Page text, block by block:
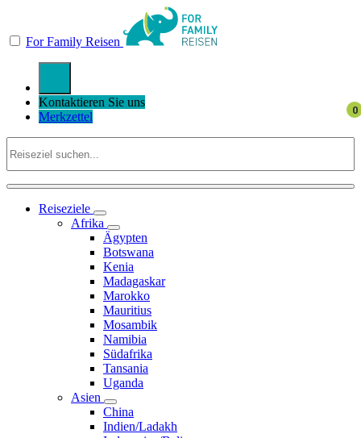
For Family Reisen
Kontaktieren Sie uns
Merkzettel
Reiseziele
Afrika
Ägypten
Botswana
Kenia
Madagaskar
Marokko
Mauritius
Mosambik
Namibia
Südafrika
Tansania
Uganda
Asien
China
Indien/Ladakh